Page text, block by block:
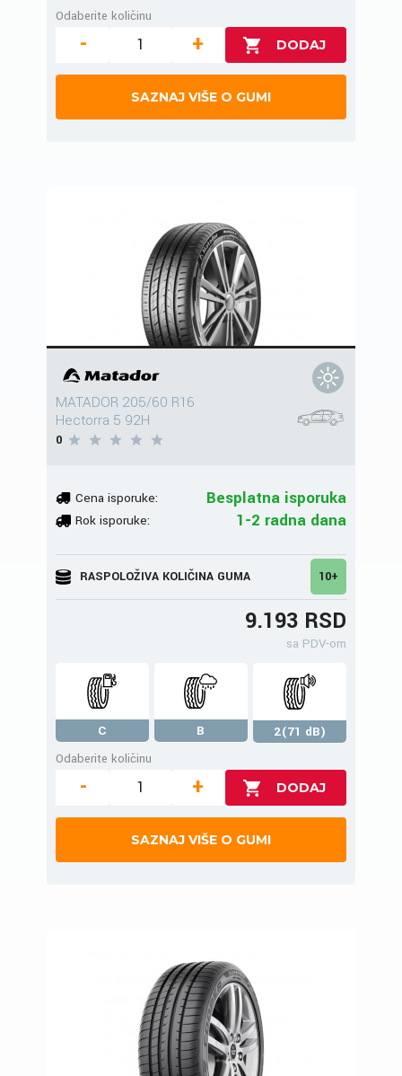
Odaberite količinu
- +
SAZNAJ VIŠE O GUMI
MATADOR 205/60 R16
Hectorra 5 92H
0
Cena isporuke: Besplatna isporuka
Rok isporuke: 1-2 radna dana
RASPOLOŽIVA KOLIČINA GUMA 10+
9.193 RSD
sa PDV-om
C B
2(71 dB)
Odaberite količinu
- +
SAZNAJ VIŠE O GUMI